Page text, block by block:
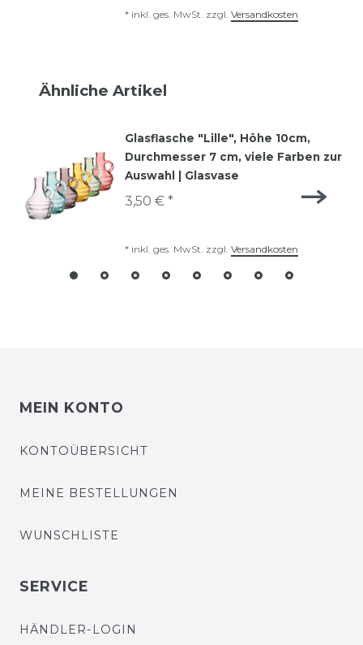
* inkl. ges. MwSt. zzgl. Versandkosten
Ähnliche Artikel
Glasflasche "Lille", Höhe 10cm,
Durchmesser 7 cm, viele Farben zur
Auswahl | Glasvase
3,50 € *
* inkl. ges. MwSt. zzgl. Versandkosten
MEIN KONTO
KONTOÜBERSICHT
MEINE BESTELLUNGEN
WUNSCHLISTE
SERVICE
HÄNDLER-LOGIN